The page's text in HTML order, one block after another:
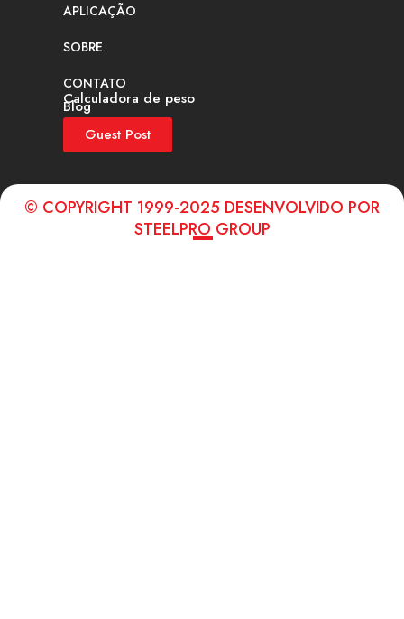
APLICAÇÃO
SOBRE
CONTATO
Calculadora de peso
Blog
Guest Post
© COPYRIGHT 1999-2025 DESENVOLVIDO POR
STEELPRO GROUP